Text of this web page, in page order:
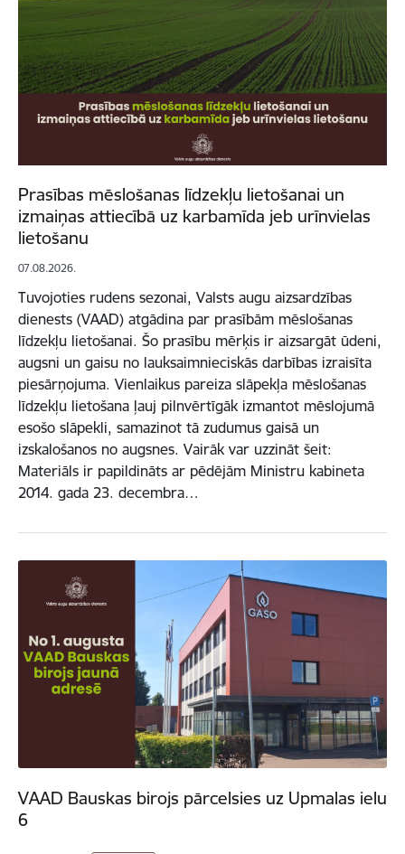
Prasības mēslošanas līdzekļu lietošanai un
izmaiņas attiecībā uz karbamīda jeb urīnvielas
lietošanu
07.08.2026.
Tuvojoties rudens sezonai, Valsts augu aizsardzības
dienests (VAAD) atgādina par prasībām mēslošanas
līdzekļu lietošanai. Šo prasību mērķis ir aizsargāt ūdeni,
augsni un gaisu no lauksaimnieciskās darbības izraisīta
piesārņojuma. Vienlaikus pareiza slāpekļa mēslošanas
līdzekļu lietošana ļauj pilnvērtīgāk izmantot mēslojumā
esošo slāpekli, samazinot tā zudumus gaisā un
izskalošanos no augsnes. Vairāk var uzzināt šeit:
Materiāls ir papildināts ar pēdējām Ministru kabineta
2014. gada 23. decembra…
VAAD Bauskas birojs pārcelsies uz Upmalas ielu
6